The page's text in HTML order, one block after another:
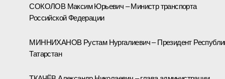
СОКОЛОВ Максим Юрьевич – Министр транспорта
Российской Федерации
МИННИХАНОВ Рустам Нургалиевич – Президент
Татарстан